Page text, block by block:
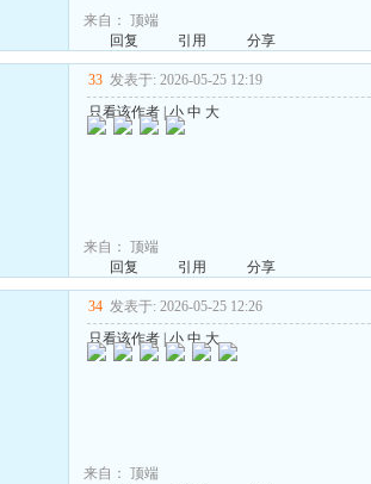
来自： 顶端
回复
引用 分享
33 发表于: 2026-05-25 12:19
只看该作者 |小 中 大
来自： 顶端
回复
引用 分享
34 发表于: 2026-05-25 12:26
只看该作者 |小 中 大
来自： 顶端